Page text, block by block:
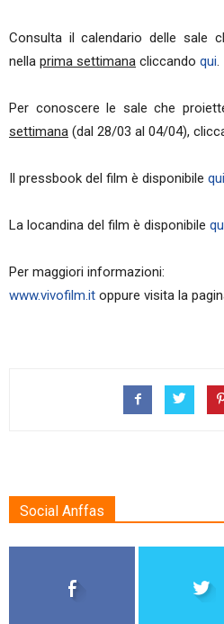
Consulta il calendario delle sale
nella prima settimana cliccando qui.
Per conoscere le sale che
settimana (dal 28/03 al 04/04),
Il pressbook del film è disponibile qui
La locandina del film è disponibile
Per maggiori informazioni:
www.vivofilm.it oppure visita la
Social Anffas